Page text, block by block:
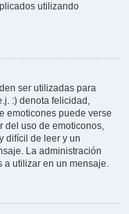
utilizando
ser utilizadas para
:) denota felicidad,
emoticones puede verse
del uso de emoticonos,
difícil de leer y un
La administración
a utilizar en un mensaje.